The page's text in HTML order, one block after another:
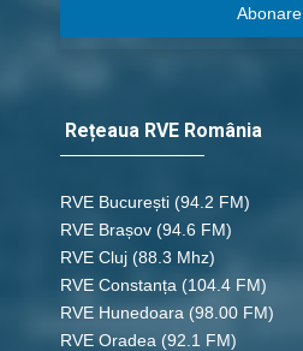
Abonare
Rețeaua RVE România
RVE București (94.2 FM)
RVE Brașov (94.6 FM)
RVE Cluj (88.3 Mhz)
RVE Constanța (104.4 FM)
RVE Hunedoara (98.00 FM)
RVE Oradea (92.1 FM)